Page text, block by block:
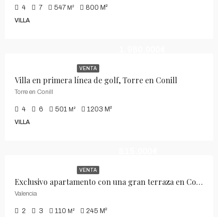
4 7 547 M² 800 M²
VILLA
VENTA
Villa en primera línea de golf, Torre en Conill
Torre en Conill
4 6 501 M² 1203 M²
VILLA
VENTA
Exclusivo apartamento con una gran terraza en Cortes Valencianas
Valencia
2 3 110 M² 245 M²